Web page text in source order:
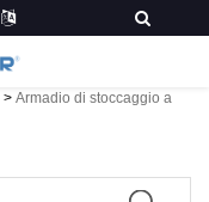
> Armadio di stoccaggio a